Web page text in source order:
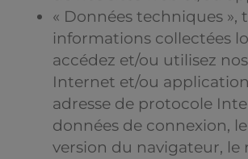
« Données techniques »,
informations collectées
accédez et/ou utilisez
Internet et/ou
adresse de protocole
données de connexion,
version du navigateur, le